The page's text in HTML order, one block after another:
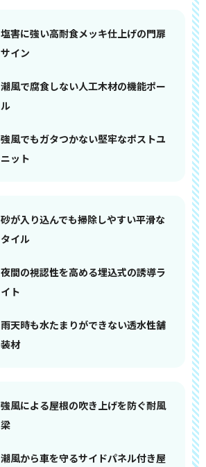
塩害に強い高耐食メッキ仕上げの門扉
サイン
潮風で腐食しない人工木材の機能ポー
ル
強風でもガタつかない堅牢なポストユ
ニット
砂が入り込んでも掃除しやすい平滑な
タイル
夜間の視認性を高める埋込式の誘導ラ
イト
雨天時も水たまりができない透水性舗
装材
強風による屋根の吹き上げを防ぐ耐風
梁
潮風から車を守るサイドパネル付き屋